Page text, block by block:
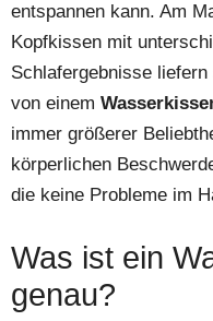
entspannen kann. Am
Kopfkissen mit
Schlafergebnisse
von einem
immer größerer
körperlichen
die keine Probleme im
Was ist ein
genau?